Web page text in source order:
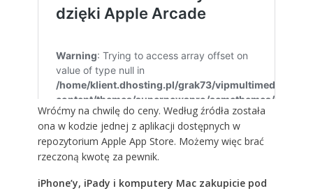
Wróćmy na chwilę do ceny. Według źródła została
ona w kodzie jednej z aplikacji dostępnych w
repozytorium Apple App Store. Możemy więc brać
rzeczoną kwotę za pewnik.
iPhone’y, iPady i komputery Mac zakupicie pod